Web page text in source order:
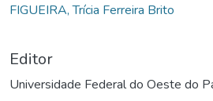
FIGUEIRA, Trícia Ferreira Brito
Editor
Universidade Federal do Oeste do